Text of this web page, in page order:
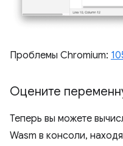
Проблемы Chromium:
Оцените
Теперь вы можете
Wasm в консоли,